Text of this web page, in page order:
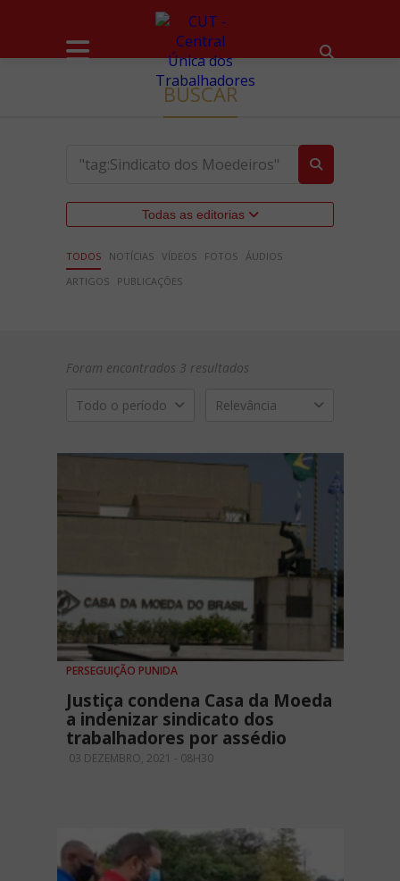
BUSCAR
Todas as editorias
TODOS NOTÍCIAS VÍDEOS FOTOS ÁUDIOS
ARTIGOS
PUBLICAÇÕES
Foram encontrados 3 resultados
Todo o período Relevância
PERSEGUIÇÃO PUNIDA
Justiça condena Casa da Moeda
a indenizar sindicato dos
trabalhadores por assédio
03 DEZEMBRO, 2021 - 08H30